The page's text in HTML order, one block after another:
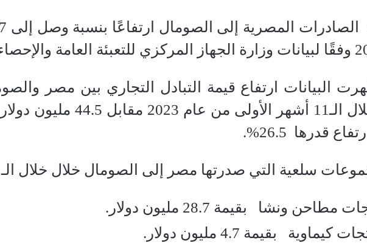
قدرها 26.5%.
سلعية التي صدرتها مصر إلى الصومال خلال خلال الـ 11 أشهر الأولى من عام 2023
مطاحن ونشا بقيمة 28.7 مليون دولار.
كيماوية بقيمة 4.7 مليون دولار.